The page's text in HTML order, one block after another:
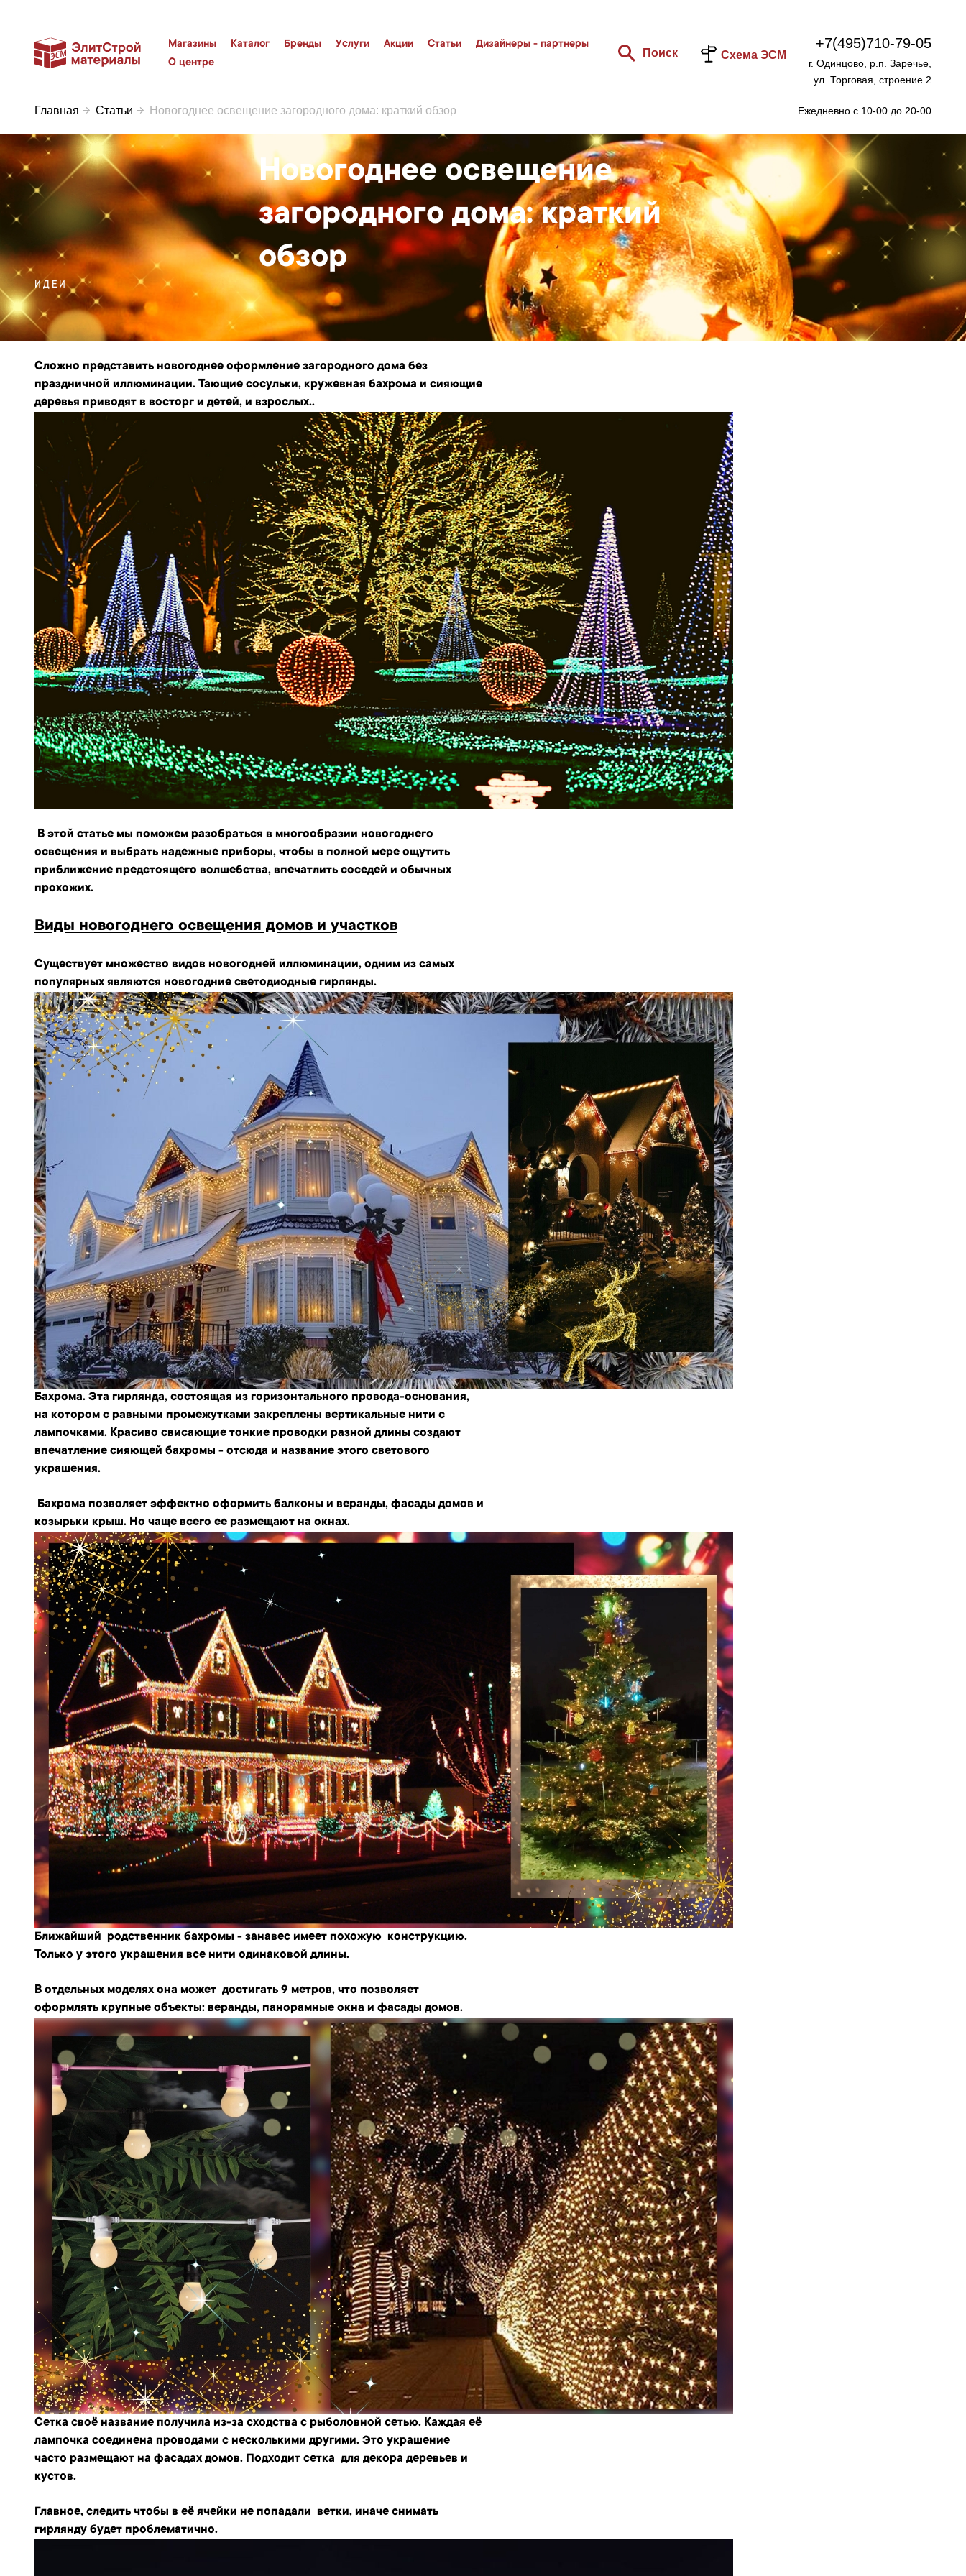
Магазины Каталог Бренды Услуги Акции Статьи
Дизайнеры - партнеры
О центре
Поиск Схема ЭСМ
Главная Статьи Новогоднее освещение загородного дома: краткий обзор
+7(495)710-79-05
г. Одинцово, р.п. Заречье,
ул. Торговая, строение 2
Ежедневно с 10-00 до 20-00
Новогоднее освещение
загородного дома: краткий
обзор
ИДЕИ
Сложно представить новогоднее оформление загородного дома без
праздничной иллюминации. Тающие сосульки, кружевная бахрома и сияющие
деревья приводят в восторг и детей, и взрослых..
В этой статье мы поможем разобраться в многообразии новогоднего
освещения и выбрать надежные приборы, чтобы в полной мере ощутить
приближение предстоящего волшебства, впечатлить соседей и обычных
прохожих.
Виды новогоднего освещения домов и участков
Существует множество видов новогодней иллюминации, одним из самых
популярных являются новогодние светодиодные гирлянды.
Бахрома. Эта гирлянда, состоящая из горизонтального провода-основания,
на котором с равными промежутками закреплены вертикальные нити с
лампочками. Красиво свисающие тонкие проводки разной длины создают
впечатление сияющей бахромы - отсюда и название этого светового
украшения.
Бахрома позволяет эффектно оформить балконы и веранды, фасады домов и
козырьки крыш. Но чаще всего ее размещают на окнах.
Ближайший родственник бахромы - занавес имеет похожую конструкцию.
Только у этого украшения все нити одинаковой длины.
В отдельных моделях она может достигать 9 метров, что позволяет
оформлять крупные объекты: веранды, панорамные окна и фасады домов.
Сетка своё название получила из-за сходства с рыболовной сетью. Каждая её
лампочка соединена проводами с несколькими другими. Это украшение
часто размещают на фасадах домов. Подходит сетка для декора деревьев и
кустов.
Главное, следить чтобы в её ячейки не попадали ветки, иначе снимать
гирлянду будет проблематично.